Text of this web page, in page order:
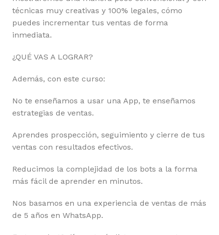
técnicas muy creativas y 100% legales, cómo
puedes incrementar tus ventas de forma
inmediata.
¿QUÉ VAS A LOGRAR?
Además, con este curso:
No te enseñamos a usar una App, te enseñamos
estrategias de ventas.
Aprendes prospección, seguimiento y cierre de tus
ventas con resultados efectivos.
Reducimos la complejidad de los bots a la forma
más fácil de aprender en minutos.
Nos basamos en una experiencia de ventas de más
de 5 años en WhatsApp.